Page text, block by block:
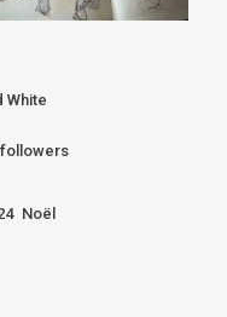
White
followers
Noël